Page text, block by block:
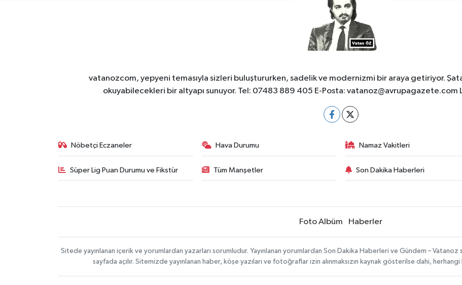
vatanozcom, yepyeni temasıyla sizleri buluştururken, sadelik ve modernizmi bir araya getiriyor.
okuyabilecekleri bir altyapı sunuyor. Tel: 07483 889 405 E-Posta: vatanoz@avrupagazete.com
Nöbetçi Eczaneler Hava Durumu Namaz Vakitleri
Süper Lig Puan Durumu ve Fikstür Tüm Manşetler Son Dakika Haberleri
Foto Albüm Haberler
Sitede yayınlanan içerik ve yorumlardan yazarları sorumludur. Yayınlanan yorumlardan Son Dakika Haberleri ve Gündem –
sayfada açılır. Sitemizde yayınlanan haber, köşe yazıları ve fotoğraflar izin alınmaksızın kaynak gösterilse dahi,